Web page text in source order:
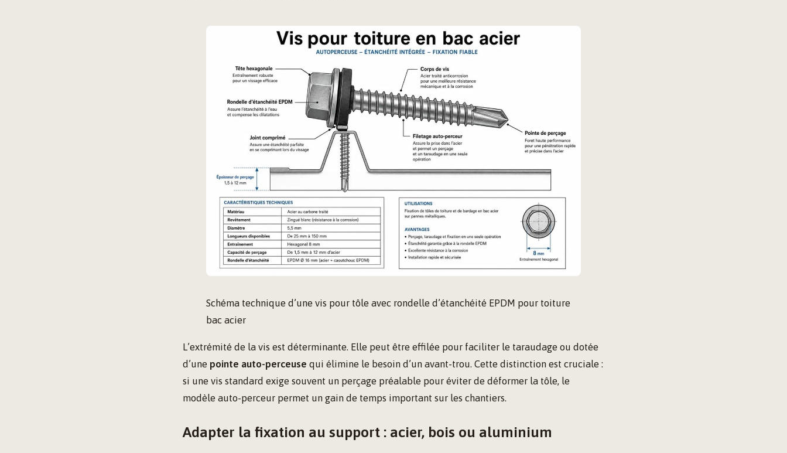
Schéma technique d’une vis pour tôle avec rondelle d’étanchéité EPDM pour toiture
bac acier
L’extrémité de la vis est déterminante. Elle peut être effilée pour faciliter le taraudage ou dotée
d’une pointe auto-perceuse qui élimine le besoin d’un avant-trou. Cette distinction est cruciale :
si une vis standard exige souvent un perçage préalable pour éviter de déformer la tôle, le
modèle auto-perceur permet un gain de temps important sur les chantiers.
Adapter la fixation au support : acier, bois ou aluminium